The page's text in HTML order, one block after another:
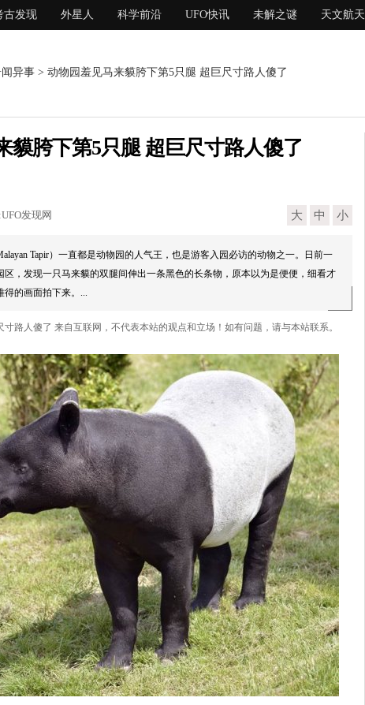
古发现 外星人 科学前沿 UFO快讯 未解之谜 天文航天
异事 > 动物园羞见马来貘胯下第5只腿 超巨尺寸路人傻了
貘胯下第5只腿 超巨尺寸路人傻了
发现网 大 中 小
Tapir）一直都是动物园的人气王，也是游客入园必访的动物之一。日前一
区，发现一只马来貘的双腿间伸出一条黑色的长条物，原本以为是便便，细看才
得的画面拍下来。...
路人傻了 来自互联网，不代表本站的观点和立场！如有问题，请与本站联系。